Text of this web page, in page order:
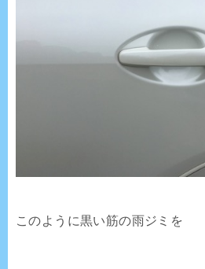
このように黒い筋の雨ジミを